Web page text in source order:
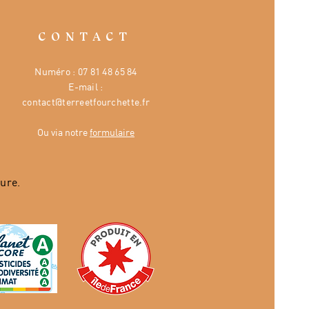
CONTACT
Numéro : 07 81 48 65 84
E-mail :
contact@terreetfourchette.fr
Ou via notreformulaire